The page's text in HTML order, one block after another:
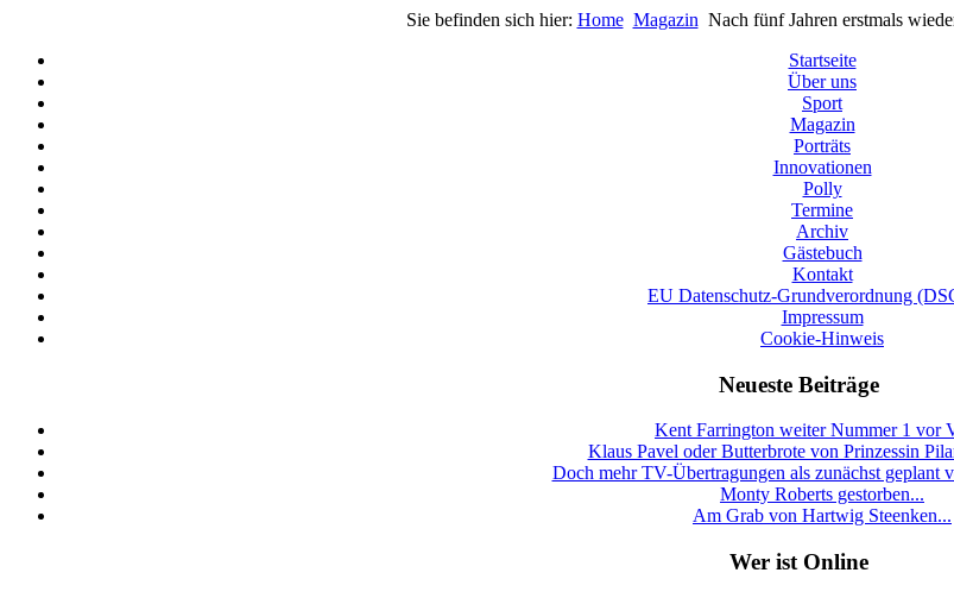
Sie befinden sich hier: Home Magazin Nach fünf Jahren erstmals
Startseite
Über uns
Sport
Magazin
Porträts
Innovationen
Polly
Termine
Archiv
Gästebuch
Kontakt
EU Datenschutz-Grundverordnung
Impressum
Cookie-Hinweis
Neueste Beiträge
Kent Farrington weiter Nummer 1 vor
Klaus Pavel oder Butterbrote von Prinzessin
Doch mehr TV-Übertragungen als zunächst geplant
Monty Roberts gestorben...
Am Grab von Hartwig Steenken...
Wer ist Online